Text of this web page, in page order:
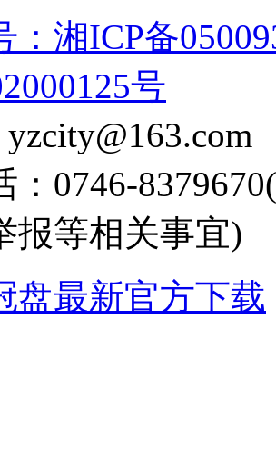
：湘ICP备
号
：0746-
报等相关事宜)
盘最新官方下载